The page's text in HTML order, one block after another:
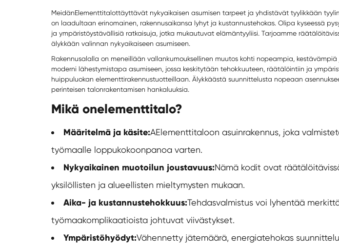
MeidänElementtitalottäyttävät nykyaikaisen asumisen tarpeet ja yhdistävät tyylikkään
on laadultaan erinomainen, rakennusaikansa lyhyt ja kustannustehokas. Olipa kyseessä
ja ympäristöystävällisiä ratkaisuja, jotka mukautuvat elämäntyyliisi. Tarjoamme
älykkään valinnan nykyaikaiseen asumiseen.
Rakennusalalla on meneillään vallankumouksellinen muutos kohti nopeampia,
moderni lähestymistapa asumiseen, jossa keskitytään tehokkuuteen, räätälöintiin ja
huippuluokan elementtirakennustuotteillaan. Älykkäästä suunnittelusta nopeaan
perinteisen talonrakentamisen hankaluuksia.
Mikä onelementtitalo?
Määritelmä ja käsite:AElementtitaloon asuinrakennus, joka
työmaalle loppukokoonpanoa varten.
Nykyaikainen muotoilun joustavuus:Nämä kodit ovat
yksilöllisten ja alueellisten mieltymysten mukaan.
Aika- ja kustannustehokkuus:Tehdasvalmistus voi lyhentää
työmaakomplikaatioista johtuvat viivästykset.
Ympäristöhyödyt:Vähennetty jätemäärä, energiatehokas